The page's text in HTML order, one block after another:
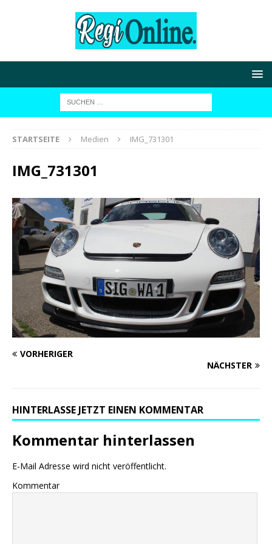
STARTSEITE Medien IMG_731301
IMG_731301
VORHERIGER
NÄCHSTER
HINTERLASSE JETZT EINEN KOMMENTAR
Kommentar hinterlassen
E-Mail Adresse wird nicht veröffentlicht.
Kommentar